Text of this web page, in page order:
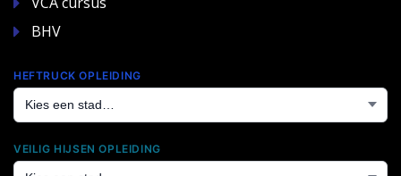
BHV
HEFTRUCK OPLEIDING
VEILIG HIJSEN OPLEIDING